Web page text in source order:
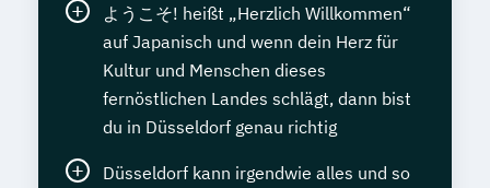
ようこそ! heißt „Herzlich Willkommen“
auf Japanisch und wenn dein Herz für
Kultur und Menschen dieses
fernöstlichen Landes schlägt, dann bist
du in Düsseldorf genau richtig
Düsseldorf kann irgendwie alles und so